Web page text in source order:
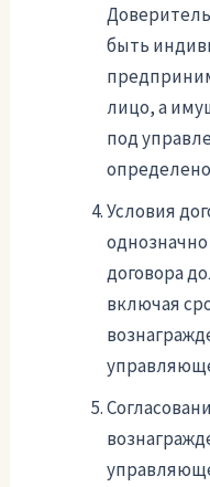
быть
лицо, а
под
Условия
договора
включая